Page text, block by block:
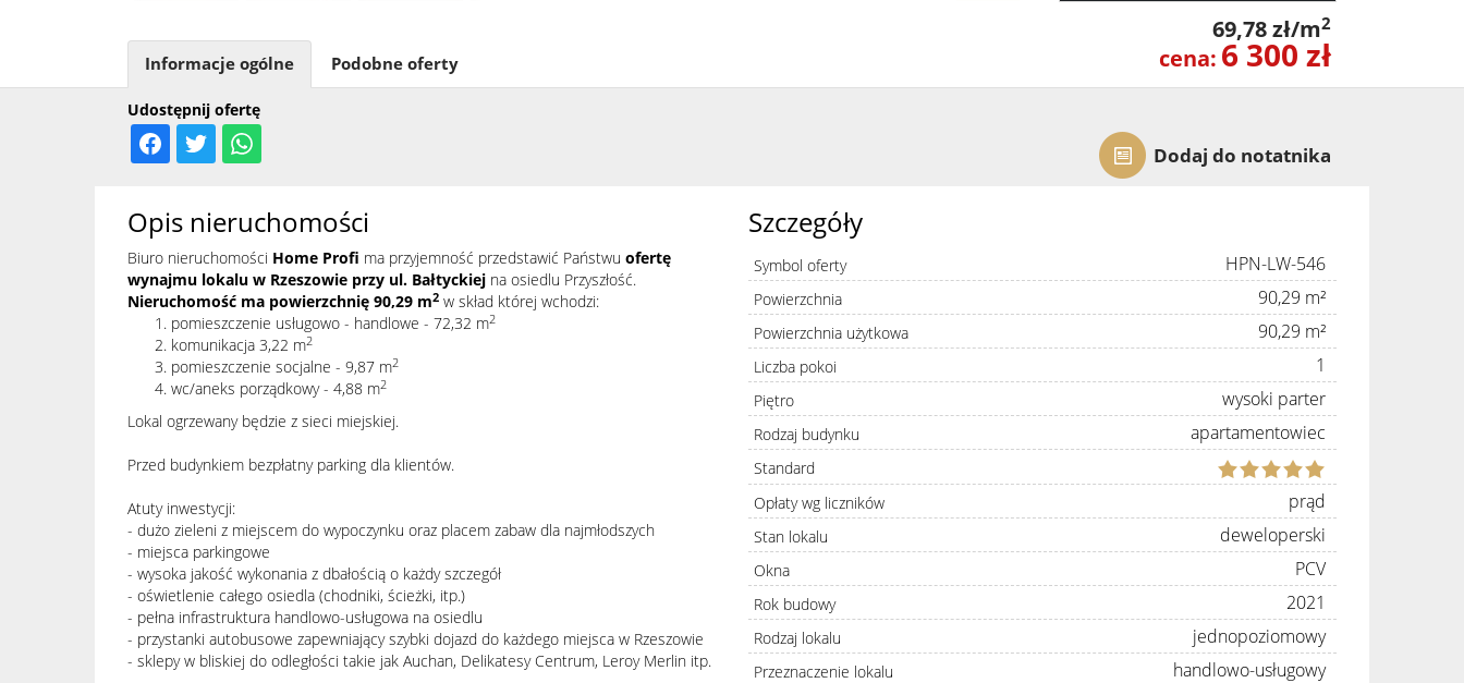
69,78 zł/m2
cena: 6 300 zł
Dodaj do notatnika
Udostępnij ofertę
Informacje ogólne Podobne oferty
Opis nieruchomości
Biuro nieruchomości Home Profi ma przyjemność przedstawić Państwu ofertę
wynajmu lokalu w Rzeszowie przy ul. Bałtyckiej na osiedlu Przyszłość.
Nieruchomość ma powierzchnię 90,29 m2 w skład której wchodzi:
pomieszczenie usługowo - handlowe - 72,32 m2
komunikacja 3,22 m2
pomieszczenie socjalne - 9,87 m2
wc/aneks porządkowy - 4,88 m2
Lokal ogrzewany będzie z sieci miejskiej.
Przed budynkiem bezpłatny parking dla klientów.
Atuty inwestycji:
- dużo zieleni z miejscem do wypoczynku oraz placem zabaw dla najmłodszych
- miejsca parkingowe
- wysoka jakość wykonania z dbałością o każdy szczegół
- oświetlenie całego osiedla (chodniki, ścieżki, itp.)
- pełna infrastruktura handlowo-usługowa na osiedlu
- przystanki autobusowe zapewniający szybki dojazd do każdego miejsca w Rzeszowie
- sklepy w bliskiej do odległości takie jak Auchan, Delikatesy Centrum, Leroy Merlin itp.
Szczegóły
Symbol oferty HPN-LW-546
Powierzchnia 90,29 m²
Powierzchnia użytkowa 90,29 m²
Liczba pokoi 1
Piętro wysoki parter
Rodzaj budynku apartamentowiec
Standard
Opłaty wg liczników
prąd
Stan lokalu deweloperski
Okna PCV
Rok budowy 2021
Rodzaj lokalu jednopoziomowy
Przeznaczenie lokalu handlowo-usługowy